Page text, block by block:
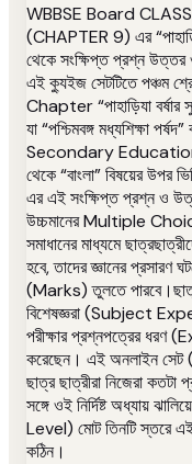
WBBSE Board CLASS
(CHAPTER 9) এর
থেকে সংক্ষিপ্ত প্রশ্ন
এই ক্যুইজ সেটটিতে পঞ্চম
Chapter “পাহাড়িযা বর্ষার
যা “পশ্চিমবঙ্গ মধ্যশিক্ষা
Secondary Education”
থেকে “বাংলা” বিষয়ের
এর এই সংক্ষিপ্ত প্রশ্ন ও
উচ্চমানের Multiple
সমাধানের মাধ্যমে
হবে, তাদের জ্ঞানের প্রসারণ
(Marks) তুলতে পারবে।ছাত্র -
বিশেষজ্ঞরা (Subject
পরীক্ষার প্রশ্নপত্রের ধরণ
করেছেন। এই অনলাইন
ছাত্র ছাত্রীরা নিজেরা কতটা
সঙ্গে ওই নির্দিষ্ট অধ্যায়
Level) মোট তিনটি স্তরে
কঠিন।